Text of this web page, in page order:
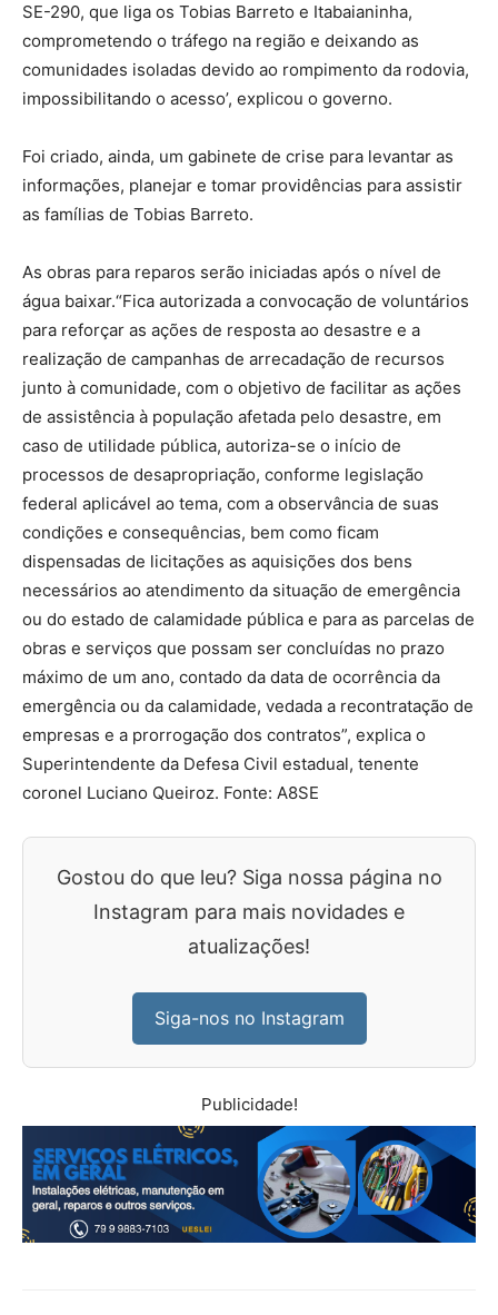
SE-290, que liga os Tobias Barreto e Itabaianinha,
comprometendo o tráfego na região e deixando as
comunidades isoladas devido ao rompimento da rodovia,
impossibilitando o acesso’, explicou o governo.
Foi criado, ainda, um gabinete de crise para levantar as
informações, planejar e tomar providências para assistir
as famílias de Tobias Barreto.
As obras para reparos serão iniciadas após o nível de
água baixar.“Fica autorizada a convocação de voluntários
para reforçar as ações de resposta ao desastre e a
realização de campanhas de arrecadação de recursos
junto à comunidade, com o objetivo de facilitar as ações
de assistência à população afetada pelo desastre, em
caso de utilidade pública, autoriza-se o início de
processos de desapropriação, conforme legislação
federal aplicável ao tema, com a observância de suas
condições e consequências, bem como ficam
dispensadas de licitações as aquisições dos bens
necessários ao atendimento da situação de emergência
ou do estado de calamidade pública e para as parcelas de
obras e serviços que possam ser concluídas no prazo
máximo de um ano, contado da data de ocorrência da
emergência ou da calamidade, vedada a recontratação de
empresas e a prorrogação dos contratos”, explica o
Superintendente da Defesa Civil estadual, tenente
coronel Luciano Queiroz. Fonte: A8SE
Gostou do que leu? Siga nossa página no
Instagram para mais novidades e
atualizações!
Siga-nos no Instagram
Publicidade!